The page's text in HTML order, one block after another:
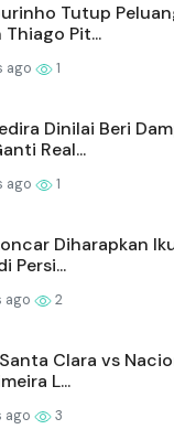
Tutup
Thiago Pit...
ago 1
Dinilai Beri
Real...
ago 1
Diharapkan
Persi...
ago 2
Clara vs
L...
ago 3